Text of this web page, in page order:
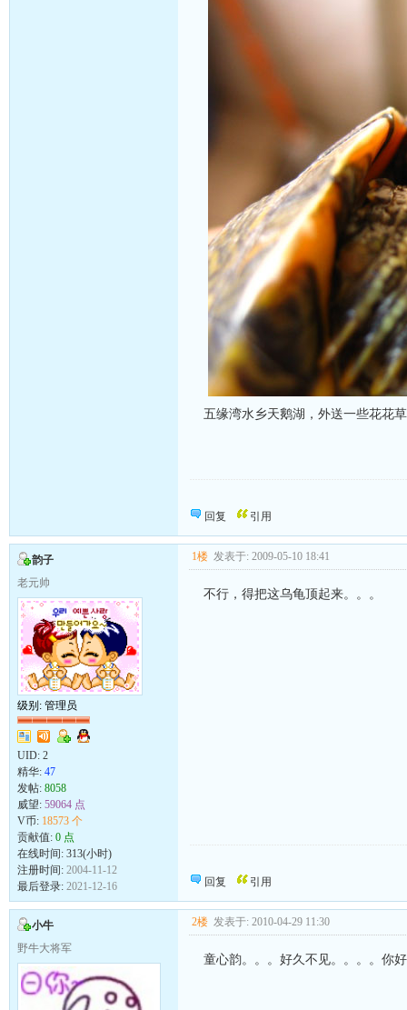
五缘湾水乡天鹅湖，外送一些花花
回复
引用
韵子
老元帅
级别: 管理员
UID: 2
精华: 47
发帖: 8058
威望: 59064 点
V币: 18573 个
贡献值: 0 点
在线时间: 313(小时)
注册时间: 2004-11-12
最后登录: 2021-12-16
1楼 发表于: 2009-05-10 18:41
不行，得把这乌龟顶起来。。。
回复
引用
小牛
野牛大将军
2楼 发表于: 2010-04-29 11:30
童心韵。。。好久不见。。。。你